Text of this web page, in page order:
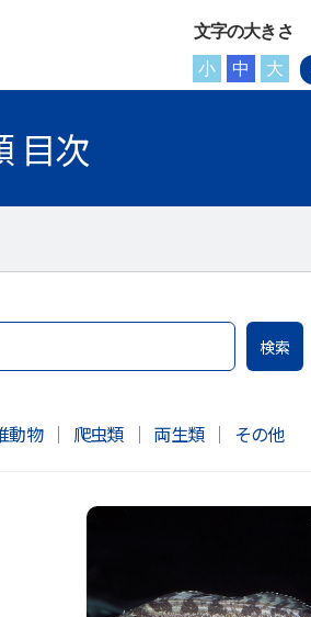
文字の大きさ
小
中 大
目次
検索
動物 ｜ 爬虫類 ｜ 両生類 ｜ その他